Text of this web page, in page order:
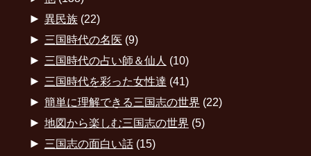
► 異民族(22)
► 三国時代の名医 (9)
► 三国時代の占い師＆仙人 (10)
► 三国時代を彩った女性達 (41)
► 簡単に理解できる三国志の世界 (22)
► 地図から楽しむ三国志の世界 (5)
► 三国志の面白い話(15)